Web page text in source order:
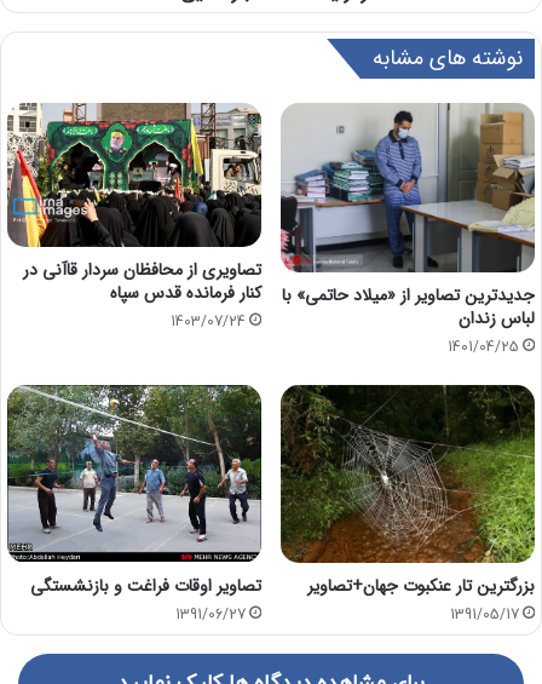
نوشته های مشابه
جدیدترین تصاویر از «میلاد حاتمی» با
لباس زندان
1401/04/25
تصاویری از محافظان سردار قاآنی در
کنار فرمانده قدس سپاه
1403/07/24
بزرگترین تار عنکبوت جهان+تصاویر
1391/05/17
تصاویر اوقات فراغت و بازنشستگی
1391/06/27